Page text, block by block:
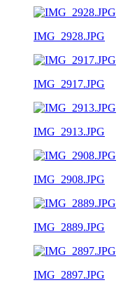
IMG_2928.JPG
IMG_2917.JPG
IMG_2913.JPG
IMG_2908.JPG
IMG_2889.JPG
IMG_2897.JPG